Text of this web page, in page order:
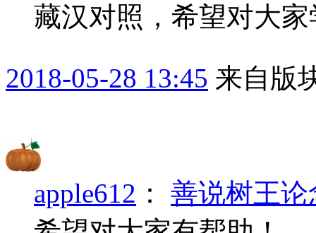
藏汉对照，希望对大
2018-05-28 13:45 来自版
apple612 ： 善说树王论